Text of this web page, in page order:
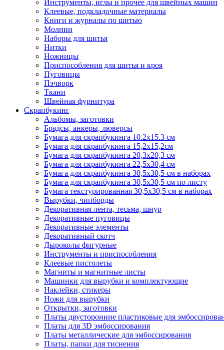
Инструменты, иглы и прочее для швейных машин
Клеевые, подкладочные материалы
Книги и журналы по шитью
Молнии
Наборы для шитья
Нитки
Ножницы
Приспособления для шитья и кроя
Пуговицы
Пэчворк
Ткани
Швейная фурнитура
Скрапбукинг
Альбомы, заготовки
Брадсы, анкеры, люверсы
Бумага для скрапбукинга 10.2х15.3 см
Бумага для скрапбукинга 15,2х15,2см
Бумага для скрапбукинга 20,3х20,3 см
Бумага для скрапбукинга 22,5х30,4 см
Бумага для скрапбукинга 30,5х30,5 см в наборах
Бумага для скрапбукинга 30,5х30,5 см по листу
Бумага текстурированная 30,5х30,5 см в наборах
Вырубки, чипборды
Декоративная лента, тесьма, шнур
Декоративные пуговицы
Декоративные элементы
Декоративный скотч
Дыроколы фигурные
Инструменты и приспособления
Клеевые пистолеты
Магниты и магнитные листы
Машинки для вырубки и комплектующие
Наклейки, стикеры
Ножи для вырубки
Открытки, заготовки
Платы двусторонние пластиковые для
Платы для 3D эмбоссирования
Платы металлические для эмбоссирования
Платы, папки для тиснения